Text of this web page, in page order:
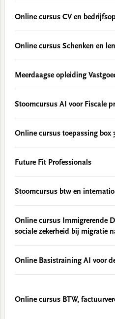
Online cursus CV en
Online cursus Schenken en
Meerdaagse opleiding
Stoomcursus AI voor Fiscale
Online cursus toepassing box
Future Fit Professionals
Stoomcursus btw en
Online cursus Immigrerende
sociale zekerheid bij migratie
Online Basistraining AI voor
Online cursus BTW,